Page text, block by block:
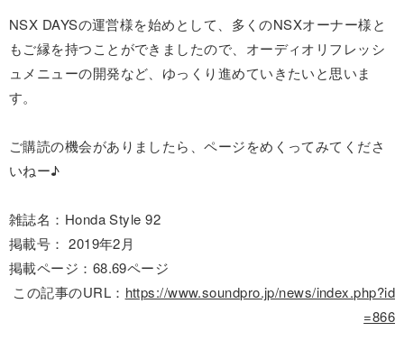
NSX DAYSの運営様を始めとして、多くのNSXオーナー様と
もご縁を持つことができましたので、オーディオリフレッシ
ュメニューの開発など、ゆっくり進めていきたいと思いま
す。
ご購読の機会がありましたら、ページをめくってみてくださ
いねー♪
雑誌名：Honda Style 92
掲載号： 2019年2月
掲載ページ：68.69ページ
この記事のURL： https://www.soundpro.jp/news/index.php?id
=866